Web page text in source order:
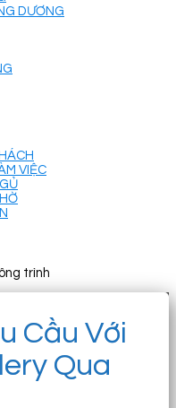
DƯƠNG
VIỆC
trình
Cầu Với
Qua